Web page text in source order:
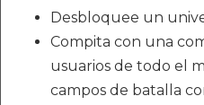
Desbloquee un
Compita con una
usuarios de todo el
campos de batalla